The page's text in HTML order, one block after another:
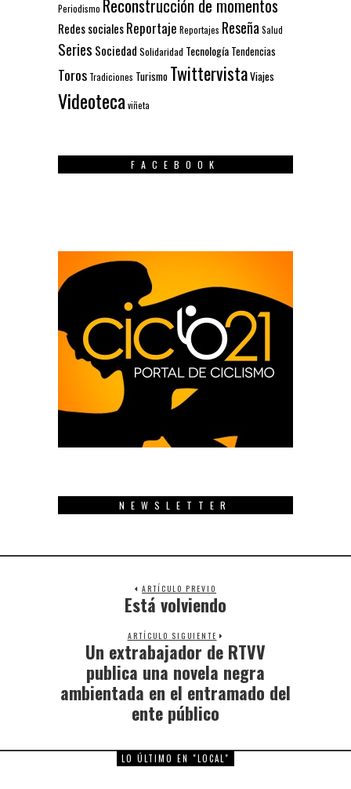
Periodismo Reconstrucción de momentos
Redes socialesReportaje Reportajes Reseña Salud
Series Sociedad Solidaridad Tecnología Tendencias
Toros Tradiciones Turismo TwittervistaViajes
Videoteca viñeta
FACEBOOK
NEWSLETTER
ARTÍCULO PREVIO
Previous
Está volviendo
ARTÍCULO SIGUIENTE
Next
Un extrabajador de RTVV
publica una novela negra
ambientada en el entramado del
ente público
LO ÚLTIMO EN "LOCAL"